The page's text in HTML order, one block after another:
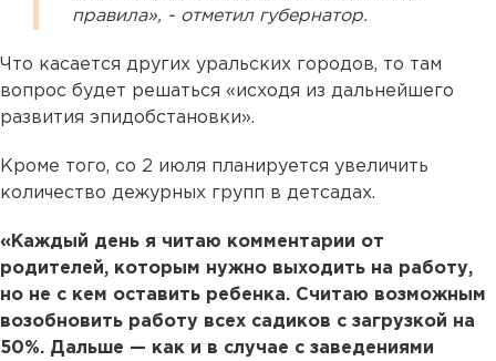
правила», - отметил губернатор.
Что касается других уральских городов, то там
вопрос будет решаться «исходя из дальнейшего
развития эпидобстановки».
Кроме того, со 2 июля планируется увеличить
количество дежурных групп в детсадах.
«Каждый день я читаю комментарии от
родителей, которым нужно выходить на работу,
но не с кем оставить ребенка. Считаю возможным
возобновить работу всех садиков с загрузкой на
50%. Дальше — как и в случае с заведениями